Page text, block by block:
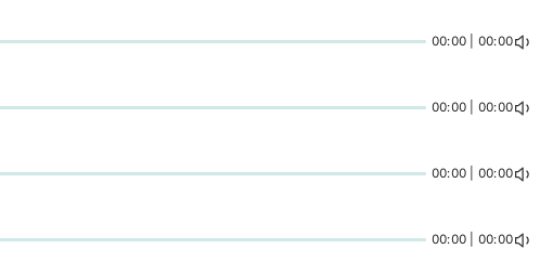
00:00 | 00:00
00:00 | 00:00
00:00 | 00:00
00:00 | 00:00